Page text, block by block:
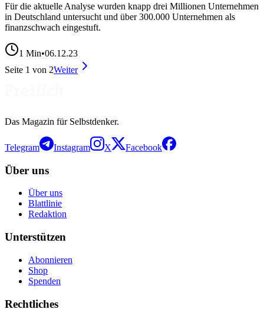
Für die aktuelle Analyse wurden knapp drei Millionen Unternehmen
in Deutschland untersucht und über 300.000 Unternehmen als
finanzschwach eingestuft.
1 Min•06.12.23
Seite 1 von 2Weiter
Das Magazin für Selbstdenker.
Telegram Instagram X Facebook
Über uns
Über uns
Blattlinie
Redaktion
Unterstützen
Abonnieren
Shop
Spenden
Rechtliches